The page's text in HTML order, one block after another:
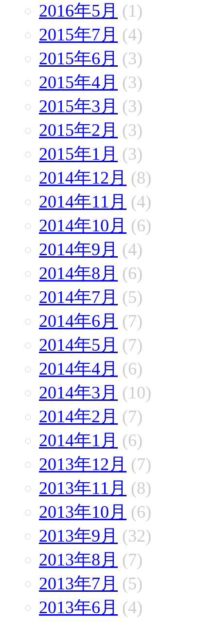
2016年5月 (1)
2015年7月 (4)
2015年6月 (3)
2015年4月 (3)
2015年3月 (3)
2015年2月 (3)
2015年1月 (3)
2014年12月 (8)
2014年11月 (4)
2014年10月 (6)
2014年9月 (4)
2014年8月 (6)
2014年7月 (5)
2014年6月 (7)
2014年5月 (7)
2014年4月 (6)
2014年3月 (10)
2014年2月 (7)
2014年1月 (6)
2013年12月 (7)
2013年11月 (8)
2013年10月 (6)
2013年9月 (32)
2013年8月 (7)
2013年7月 (5)
2013年6月 (4)